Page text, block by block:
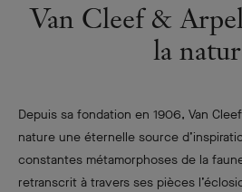
Van Cleef &
la
Depuis sa fondation en 1906, Van
nature une éternelle source
constantes métamorphoses de la
retranscrit à travers ses pièces